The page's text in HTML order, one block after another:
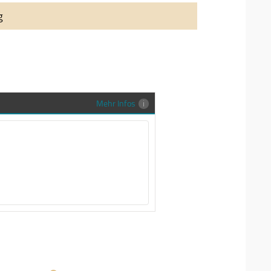
auch richtig in Szene zu setzen,
Trauringe-EFES Tragetasche inkl.
Sendung zu schützen und
Mehr Infos